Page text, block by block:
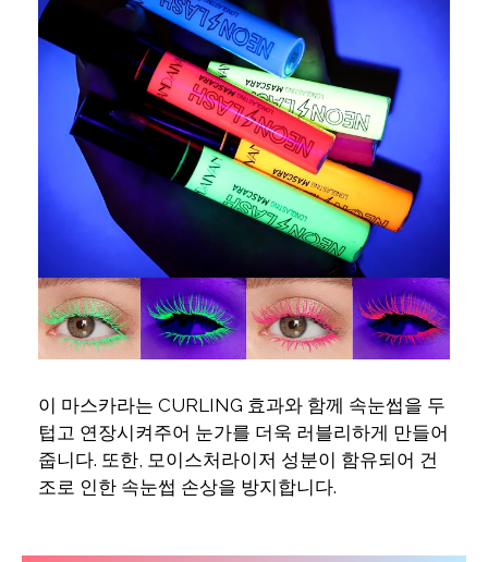
이 마스카라는 CURLING 효과와 함께 속눈썹을 두
텁고 연장시켜주어 눈가를 더욱 러블리하게 만들어
줍니다. 또한, 모이스처라이저 성분이 함유되어 건
조로 인한 속눈썹 손상을 방지합니다.